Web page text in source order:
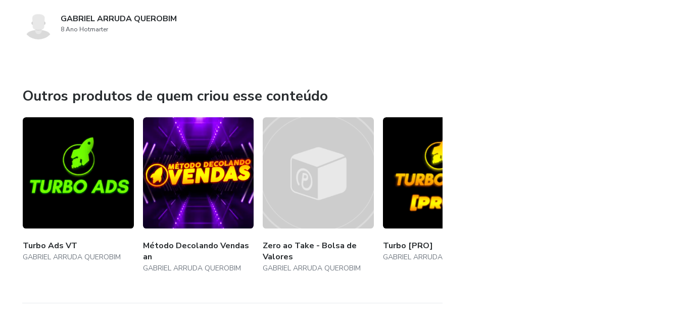
GABRIEL ARRUDA QUEROBIM
8 Ano Hotmarter
Outros produtos de quem criou esse conteúdo
Turbo Ads VT
GABRIEL ARRUDA QUEROBIM
Método Decolando Vendas
an
GABRIEL ARRUDA QUEROBIM
Zero ao Take - Bolsa de
Valores
GABRIEL ARRUDA QUEROBIM
Turbo [PRO]
GABRIEL ARRUDA QUEROBIM